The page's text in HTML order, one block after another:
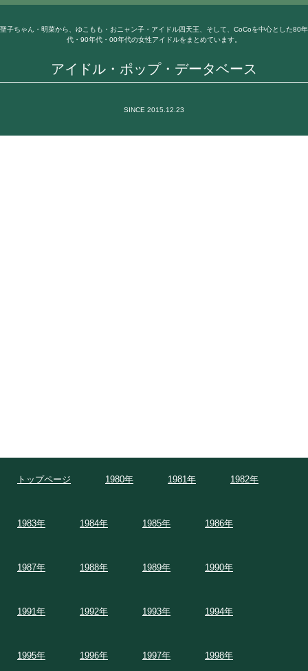
アイドル・ポップ・データベース
聖子ちゃん・明菜から、ゆこもも・おニャン子・アイドル四天王、そして、CoCoを中心とした80年
代・90年代・00年代の女性アイドルをまとめています。
SINCE 2015.12.23
トップページ 1980年 1981年 1982年
1983年 1984年 1985年 1986年
1987年 1988年 1989年 1990年
1991年 1992年 1993年 1994年
1995年 1996年 1997年 1998年